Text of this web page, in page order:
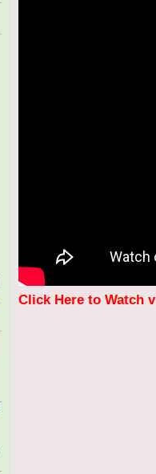
Click Here to Watch